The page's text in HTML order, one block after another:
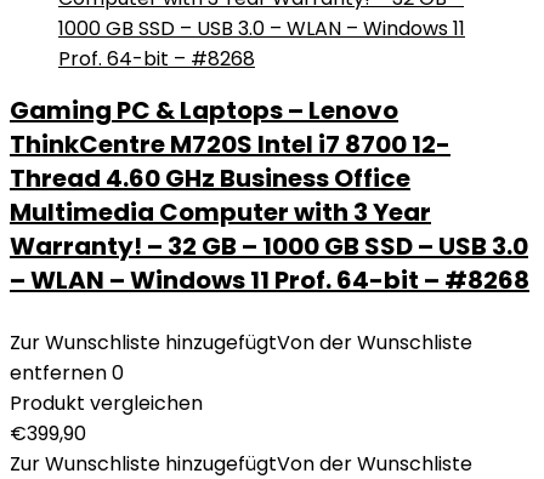
Gaming PC & Laptops – Lenovo
ThinkCentre M720S Intel i7 8700 12-
Thread 4.60 GHz Business Office
Multimedia Computer with 3 Year
Warranty! – 32 GB – 1000 GB SSD – USB 3.0
– WLAN – Windows 11 Prof. 64-bit – #8268
Zur Wunschliste hinzugefügtVon der Wunschliste
entfernen0
Produkt vergleichen
€399,90
Zur Wunschliste hinzugefügtVon der Wunschliste